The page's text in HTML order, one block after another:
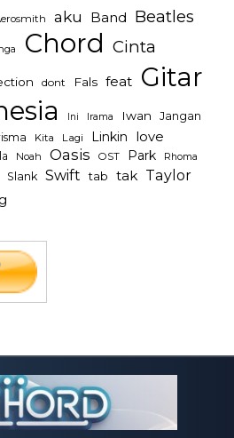
aku Band Beatles
Chord Cinta
dont Fals feat Gitar
Ini Irama Iwan Jangan
Kita Lagi Linkin love
Noah Oasis OST Park Rhoma
Slank Swift tab tak Taylor